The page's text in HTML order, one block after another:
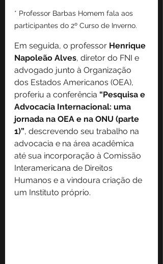
* Professor Barbas Homem fala aos
participantes do 2º Curso de Inverno.
Em seguida, o professor Henrique
Napoleão Alves, diretor do FNI e
advogado junto à Organização
dos Estados Americanos (OEA),
proferiu a conferência “Pesquisa e
Advocacia Internacional: uma
jornada na OEA e na ONU (parte
1)”, descrevendo seu trabalho na
advocacia e na área acadêmica
até sua incorporação à Comissão
Interamericana de Direitos
Humanos e a vindoura criação de
um Instituto próprio.